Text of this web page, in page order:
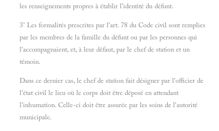
les renseignements propres à établir l'identité du défunt.
3° Les formalités prescrites par l'art. 78 du Code civil sont remplies
par les membres de la famille du défunt ou par les personnes qui
l'accompagnaient, et, à leur défaut, par le chef de station et un
témoin.
Dans ce dernier cas, le chef de station fait désigner par l'officier de
l'état civil le lieu où le corps doit être déposé en attendant
l'inhumation. Celle-ci doit être assurée par les soins de l'autorité
municipale.